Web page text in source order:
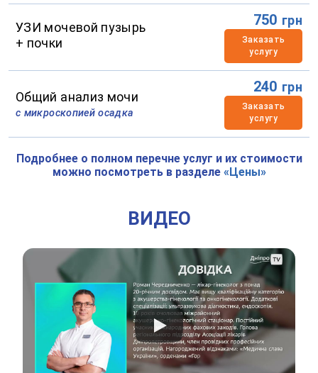
УЗИ мочевой пузырь
+ почки
750 грн
Заказать
услугу
Общий анализ мочи
с микроскопией осадка
240 грн
Заказать
услугу
Подробнее о полном перечне услуг и их стоимости
можно посмотреть в разделе «Цены»
ВИДЕО